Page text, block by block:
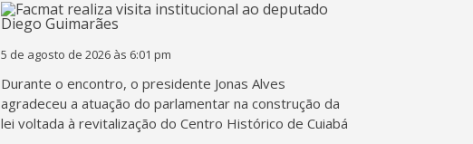
5 de agosto de 2026 às 6:01 pm
Durante o encontro, o presidente Jonas Alves
agradeceu a atuação do parlamentar na construção da
lei voltada à revitalização do Centro Histórico de Cuiabá